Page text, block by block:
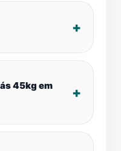
45kg em